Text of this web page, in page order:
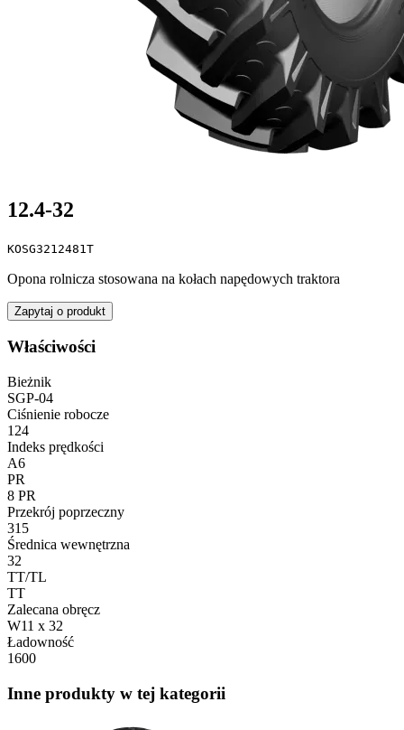
12.4-32
KOSG3212481T
Opona rolnicza stosowana na kołach napędowych traktora
Zapytaj o produkt
Właściwości
Bieżnik
SGP-04
Ciśnienie robocze
124
Indeks prędkości
A6
PR
8 PR
Przekrój poprzeczny
315
Średnica wewnętrzna
32
TT/TL
TT
Zalecana obręcz
W11 x 32
Ładowność
1600
Inne produkty w tej kategorii